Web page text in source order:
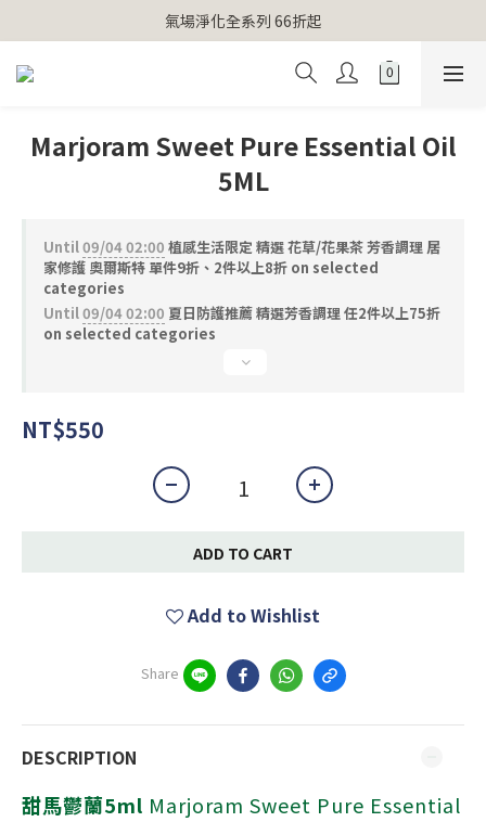
【官網獨家】首次消費 不限金額 即送 香遇熊超人行李吊牌
氣場淨化全系列 66折起
【官網獨家】首次消費 不限金額 即送 香遇熊超人行李吊牌
Marjoram Sweet Pure Essential Oil
5ML
Until09/04 02:00 植感生活限定 精選 花草/花果茶 芳香調理 居
家修護 奧爾斯特 單件9折、2件以上8折 on selected
categories
Until09/04 02:00 夏日防護推薦 精選芳香調理 任2件以上75折
on selected categories
NT$550
ADD TO CART
Add to Wishlist
Share
DESCRIPTION
甜馬鬱蘭5ml Marjoram Sweet Pure Essential